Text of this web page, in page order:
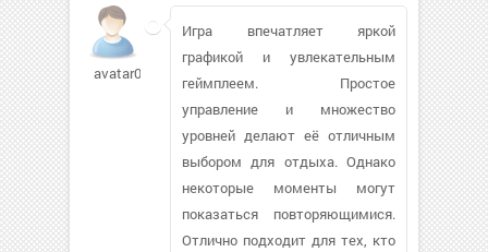
avatar0505135
Игра впечатляет яркой
графикой и увлекательным
геймплеем. Простое
управление и множество
уровней делают её отличным
выбором для отдыха. Однако
некоторые моменты могут
показаться повторяющимися.
Отлично подходит для тех, кто